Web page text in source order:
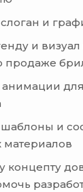
и
и
продаже
анимации
и
концепту